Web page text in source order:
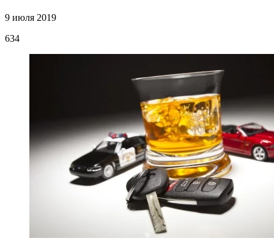
9 июля 2019
634